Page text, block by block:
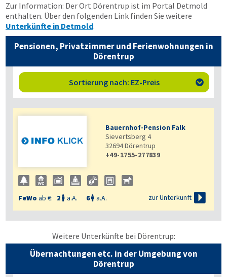
Zur Information: Der Ort Dörentrup ist im Portal Detmold
enthalten. Über den folgenden Link finden Sie weitere
Unterkünfte in Detmold.
Pensionen, Privatzimmer und Ferienwohnungen in
Dörentrup
Sortierung nach: EZ-Preis 
Bauernhof-Pension Falk
Sievertsberg 4
32694Dörentrup
+49-1755-277839
FeWo ab €: 2  a.A. 6 a.A. zur Unterkunft 
Weitere Unterkünfte bei Dörentrup:
Übernachtungen etc. in der Umgebung von
Dörentrup